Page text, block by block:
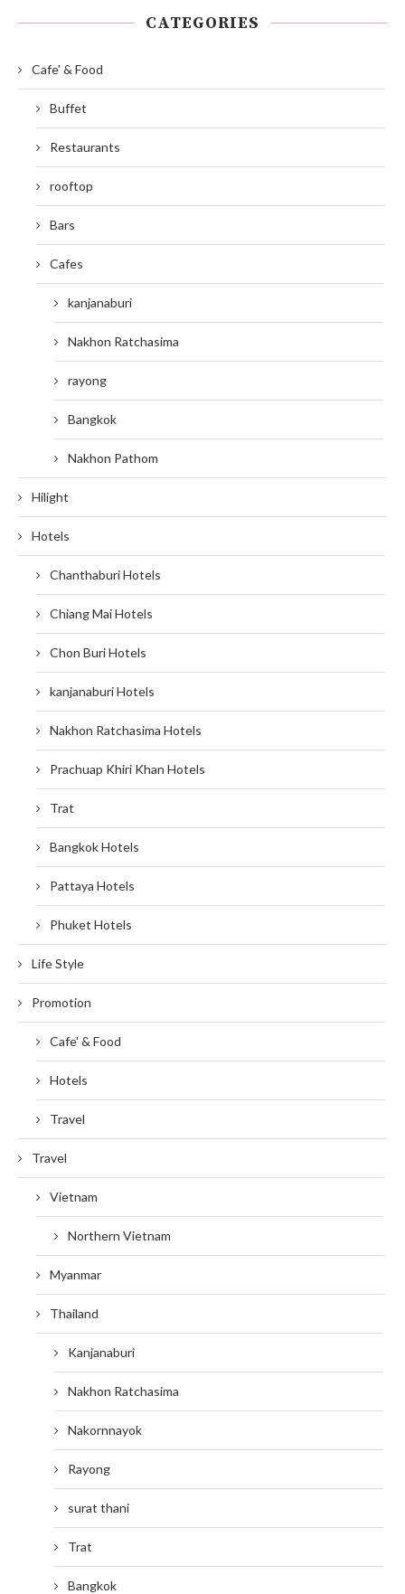
CATEGORIES
Cafe' & Food
Buffet
Restaurants
rooftop
Bars
Cafes
kanjanaburi
Nakhon Ratchasima
rayong
Bangkok
Nakhon Pathom
Hilight
Hotels
Chanthaburi Hotels
Chiang Mai Hotels
Chon Buri Hotels
kanjanaburi Hotels
Nakhon Ratchasima Hotels
Prachuap Khiri Khan Hotels
Trat
Bangkok Hotels
Pattaya Hotels
Phuket Hotels
Life Style
Promotion
Cafe' & Food
Hotels
Travel
Travel
Vietnam
Northern Vietnam
Myanmar
Thailand
Kanjanaburi
Nakhon Ratchasima
Nakornnayok
Rayong
surat thani
Trat
Bangkok